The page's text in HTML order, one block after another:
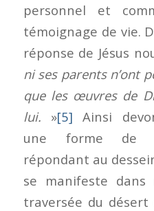
personnel et
témoignage de vie.
réponse de Jésus
ni ses parents n’ont
que les œuvres de
lui. »[5] Ainsi
une forme de
répondant au
se manifeste
traversée du désert